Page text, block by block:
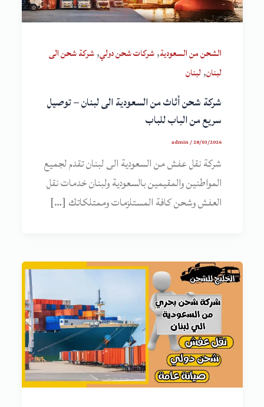
الشحن من السعودية,شركات شحن دولي,شركة شحن الى
لبنان,لبنان
شركة شحن أثاث من السعودية الى لبنان – توصيل
سريع من الباب للباب
admin/28/03/2026
شركة نقل عفش من السعودية الى لبنان تقدم لجميع
المواطنين والمقيمين بالسعودية ولبنان خدمات نقل
العفش وشحن كافة المستلزمات وممتلكاتك […]